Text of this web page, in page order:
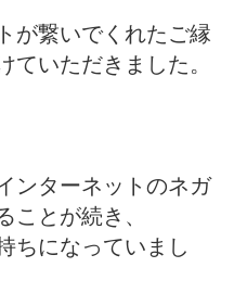
が繋いでくれたご縁
いただきました。
ンターネットのネガ
とが続き、
ちになっていまし